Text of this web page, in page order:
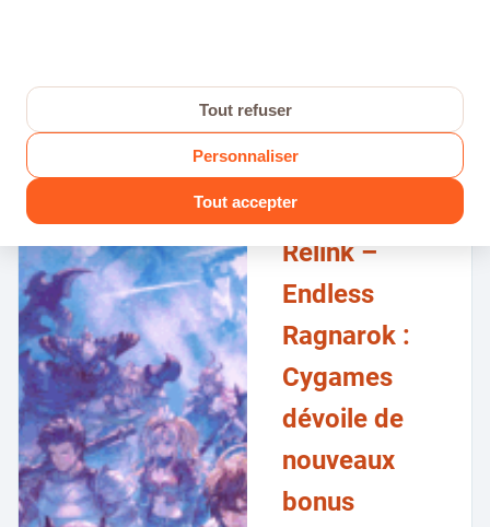
08 JUIL 2026 106 vues
Granblue
Fantasy:
Relink –
Endless
Ragnarok :
Cygames
dévoile de
nouveaux
bonus
Tout refuser
Personnaliser
Tout accepter